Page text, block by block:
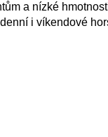
a nízké
i víkendové